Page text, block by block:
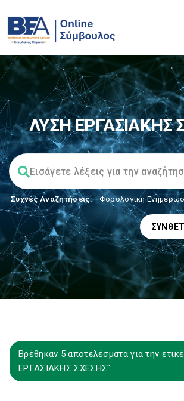
ΛΥΣΗ ΕΡΓΑΣΙΑΚΗΣ
Συχνές Αναζητήσεις: Φορολογικη
Βρέθηκαν 5 αποτελέσματα για την
ΕΡΓΑΣΙΑΚΗΣ ΣΧΕΣΗΣ"